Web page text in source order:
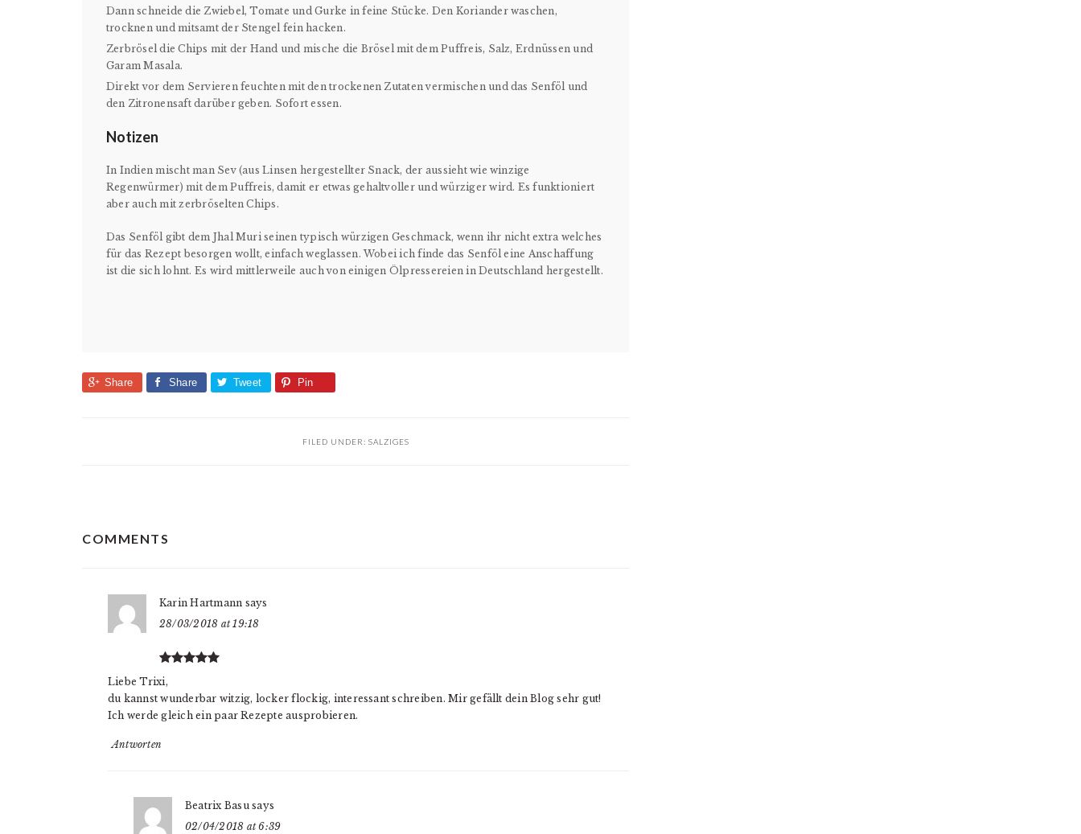
Dann schneide die Zwiebel, Tomate und Gurke in feine Stücke. Den Koriander waschen,
trocknen und mitsamt der Stengel fein hacken.
Zerbrösel die Chips mit der Hand und mische die Brösel mit dem Puffreis, Salz, Erdnüssen und
Garam Masala.
Direkt vor dem Servieren feuchten mit den trockenen Zutaten vermischen und das Senföl und
den Zitronensaft darüber geben. Sofort essen.
Notizen
In Indien mischt man Sev (aus Linsen hergestellter Snack, der aussieht wie winzige
Regenwürmer) mit dem Puffreis, damit er etwas gehaltvoller und würziger wird. Es funktioniert
aber auch mit zerbröselten Chips.
Das Senföl gibt dem Jhal Muri seinen typisch würzigen Geschmack, wenn ihr nicht extra welches
für das Rezept besorgen wollt, einfach weglassen. Wobei ich finde das Senföl eine Anschaffung
ist die sich lohnt. Es wird mittlerweile auch von einigen Ölpressereien in Deutschland hergestellt.
Share Share Tweet Pin
FILED UNDER: SALZIGES
COMMENTS
Karin Hartmann says
28/03/2018 at 19:18
Liebe Trixi,
du kannst wunderbar witzig, locker flockig, interessant schreiben. Mir gefällt dein Blog sehr gut!
Ich werde gleich ein paar Rezepte ausprobieren.
Antworten
Beatrix Basu says
02/04/2018 at 6:39